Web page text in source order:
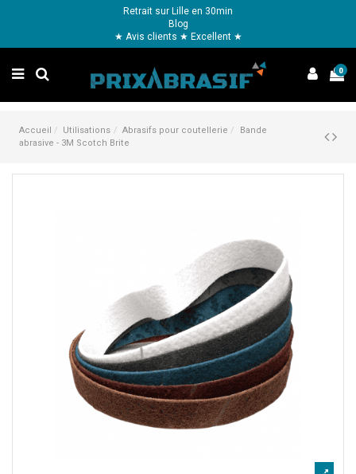
Retrait sur Lille en 30min
Blog
★ Avis clients ★ Excellent ★
0
Accueil Utilisations Abrasifs pour coutellerie
Bande
abrasive - 3M Scotch Brite